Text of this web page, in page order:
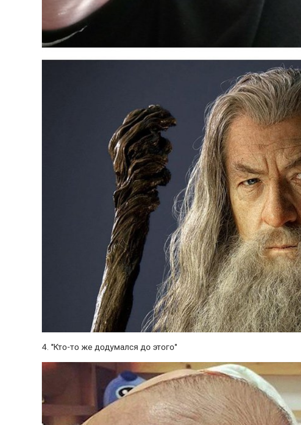
4. "Кто-то же додумался до этого"